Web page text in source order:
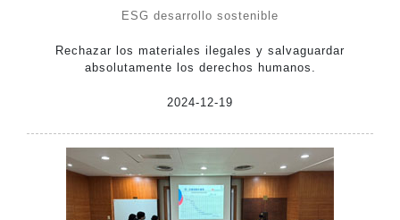
ESG desarrollo sostenible
Rechazar los materiales ilegales y salvaguardar
absolutamente los derechos humanos.
2024-12-19